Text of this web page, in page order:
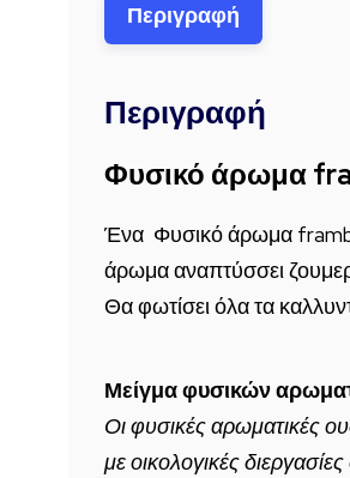
Περιγραφή
Περιγραφή
Φυσικό άρωμα
Ένα Φυσικό άρωμα
άρωμα αναπτύσσει
Θα φωτίσει όλα τα
Μείγμα φυσικών
Οι φυσικές αρωματικές
με οικολογικές